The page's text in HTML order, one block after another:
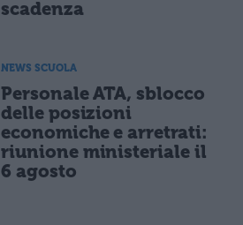
scadenza
NEWS SCUOLA
Personale ATA, sblocco
delle posizioni
economiche e arretrati:
riunione ministeriale il
6 agosto